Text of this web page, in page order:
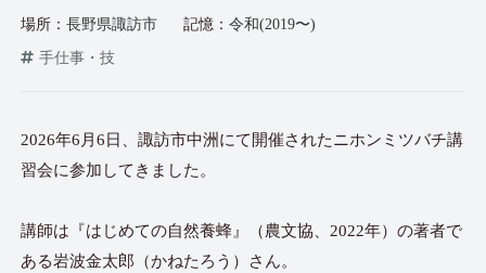
場所：長野県諏訪市 記憶：令和(2019〜)
手仕事・技
2026年6月6日、諏訪市中洲にて開催されたニホンミツバチ講
習会に参加してきました。
講師は『はじめての自然養蜂』（農文協、2022年）の著者で
ある岩波金太郎（かねたろう）さん。